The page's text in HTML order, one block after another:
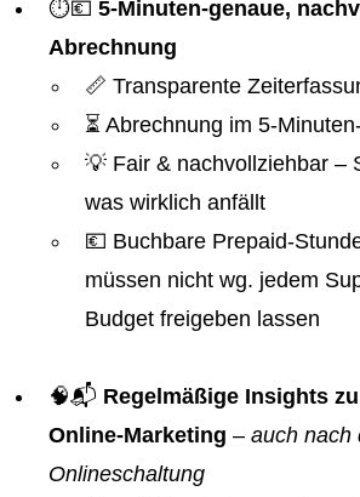
⏱️💶 5-Minuten-genaue,
Abrechnung
📏 Transparente
⏳ Abrechnung im 5-
💡 Fair & nachvollziehbar –
was wirklich anfällt
💶 Buchbare Prepaid-
müssen nicht wg. jedem
Budget freigeben lassen
🧠📬 Regelmäßige Insights
Online-Marketing – auch nach
Onlineschaltung